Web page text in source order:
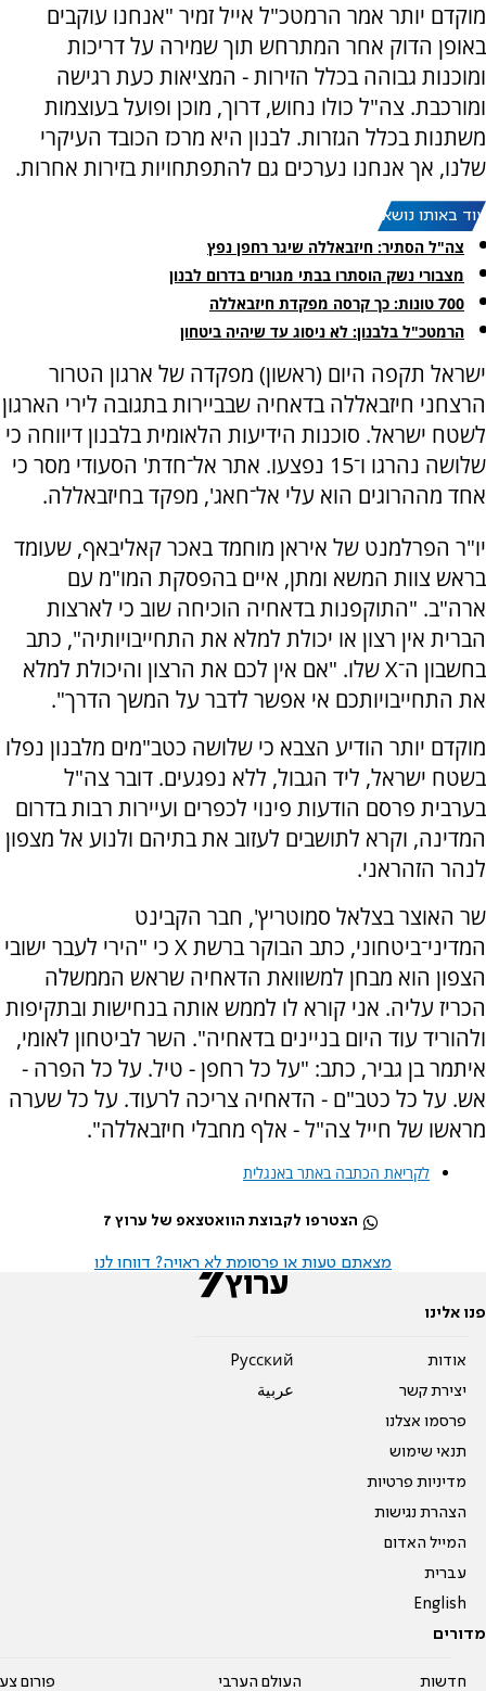
מוקדם יותר אמר הרמטכ"ל אייל זמיר "אנחנו עוקבים
באופן הדוק אחר המתרחש תוך שמירה על דריכות
ומוכנות גבוהה בכלל הזירות - המציאות כעת רגישה
ומורכבת. צה"ל כולו נחוש, דרוך, מוכן ופועל בעוצמות
משתנות בכלל הגזרות. לבנון היא מרכז הכובד העיקרי
שלנו, אך אנחנו נערכים גם להתפתחויות בזירות אחרות.
עוד באותו נושא:
צה"ל הסתיר: חיזבאללה שיגר רחפן נפץ
מצבורי נשק הוסתרו בבתי מגורים בדרום לבנון
700 טונות: כך קרסה מפקדת חיזבאללה
הרמטכ"ל בלבנון: לא ניסוג עד שיהיה ביטחון
ישראל תקפה היום (ראשון) מפקדה של ארגון הטרור
הרצחני חיזבאללה בדאחיה שבביירות בתגובה לירי הארגון
לשטח ישראל. סוכנות הידיעות הלאומית בלבנון דיווחה כי
שלושה נהרגו ו־15 נפצעו. אתר אל־חדת' הסעודי מסר כי
אחד מההרוגים הוא עלי אל־חאג', מפקד בחיזבאללה.
יו"ר הפרלמנט של איראן מוחמד באכר קאליבאף, שעומד
בראש צוות המשא ומתן, איים בהפסקת המו"מ עם
ארה"ב. "התוקפנות בדאחיה הוכיחה שוב כי לארצות
הברית אין רצון או יכולת למלא את התחייבויותיה", כתב
בחשבון ה־X שלו. "אם אין לכם את הרצון והיכולת למלא
את התחייבויותכם אי אפשר לדבר על המשך הדרך".
מוקדם יותר הודיע הצבא כי שלושה כטב"מים מלבנון נפלו
בשטח ישראל, ליד הגבול, ללא נפגעים. דובר צה"ל
בערבית פרסם הודעות פינוי לכפרים ועיירות רבות בדרום
המדינה, וקרא לתושבים לעזוב את בתיהם ולנוע אל מצפון
לנהר הזהראני.
שר האוצר בצלאל סמוטריץ', חבר הקבינט
המדיני־ביטחוני, כתב הבוקר ברשת X כי "הירי לעבר ישובי
הצפון הוא מבחן למשוואת הדאחיה שראש הממשלה
הכריז עליה. אני קורא לו לממש אותה בנחישות ובתקיפות
ולהוריד עוד היום בניינים בדאחיה". השר לביטחון לאומי,
איתמר בן גביר, כתב: "על כל רחפן - טיל. על כל הפרה -
אש. על כל כטב"ם - הדאחיה צריכה לרעוד. על כל שערה
מראשו של חייל צה"ל - אלף מחבלי חיזבאללה".
לקריאת הכתבה באתר באנגלית
הצטרפו לקבוצת הוואטצאפ של ערוץ 7
מצאתם טעות או פרסומת לא ראויה? דווחו לנו
פנו אלינו
אודות
יצירת קשר
פרסמו אצלנו
תנאי שימוש
מדיניות פרטיות
הצהרת נגישות
המייל האדום
עברית
English
Pусский
عربية
מדורים
חדשות העולם הערבי פורום